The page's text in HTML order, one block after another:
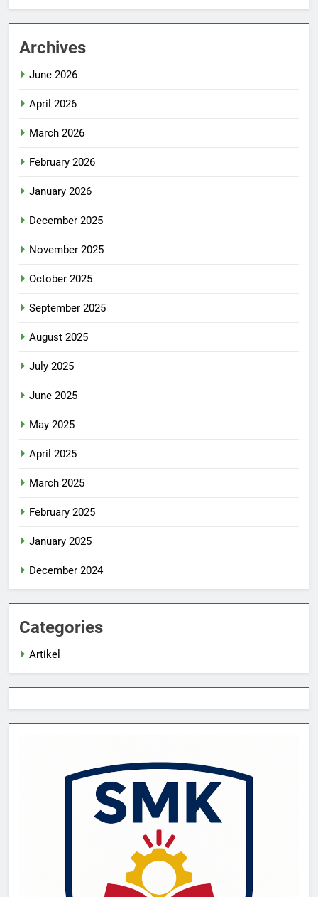
Archives
June 2026
April 2026
March 2026
February 2026
January 2026
December 2025
November 2025
October 2025
September 2025
August 2025
July 2025
June 2025
May 2025
April 2025
March 2025
February 2025
January 2025
December 2024
Categories
Artikel